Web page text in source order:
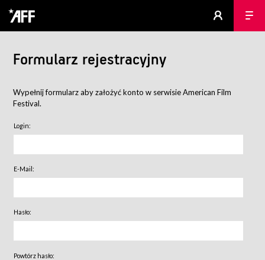
Formularz rejestracyjny
Wypełnij formularz aby założyć konto w serwisie American Film
Festival.
Login:
E-Mail:
Hasło:
Powtórz hasło: